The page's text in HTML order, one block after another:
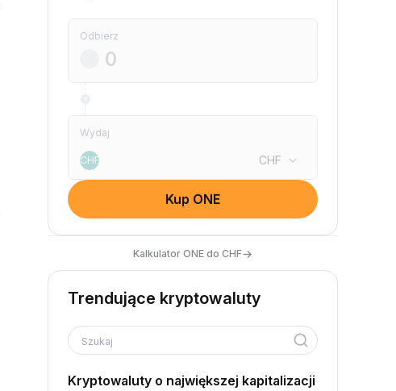
Odbierz
Wydaj
CHF CHF
Kup ONE
Kalkulator ONE do CHF→
Trendujące kryptowaluty
Szukaj
Kryptowaluty o największej kapitalizacji